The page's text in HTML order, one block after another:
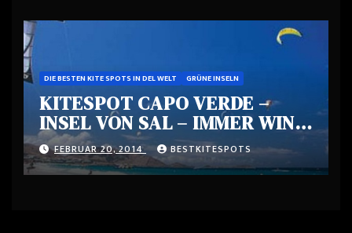
DIE BESTEN KITE SPOTS IN DEL WELT GRÜNE INSELN
KITESPOT CAPO VERDE –
INSEL VON SAL – IMMER WIND
– EIN PARADIES
FEBRUAR 20, 2014 BESTKITESPOTS